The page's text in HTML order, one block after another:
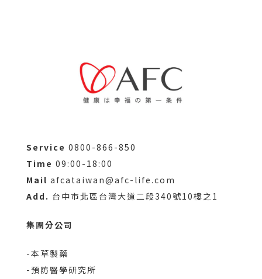
Service 0800-866-850
Time 09:00-18:00
Mail afcataiwan@afc-life.com
Add. 台中市北區台灣大道二段340號10樓之1
集團分公司
-本草製藥
-預防醫學研究所